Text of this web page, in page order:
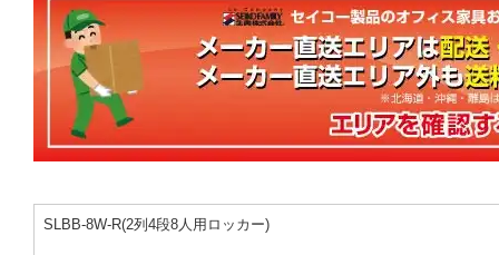
SLBB-8W-R(2列4段8人用ロッカー)